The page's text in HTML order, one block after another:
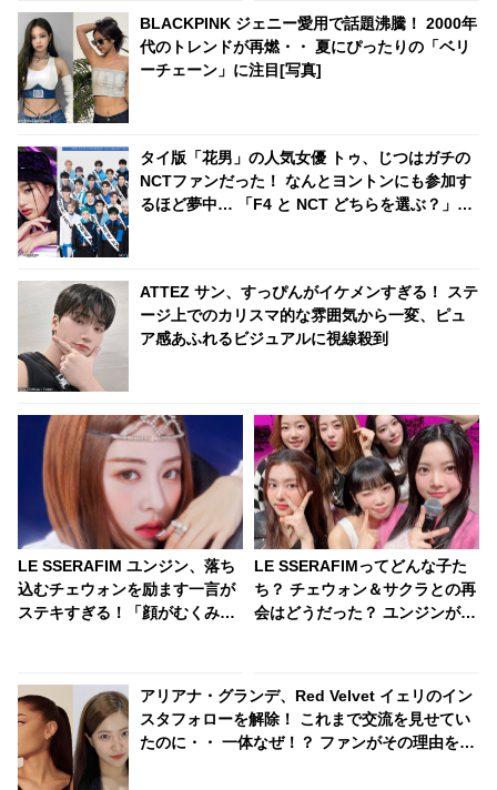
彼の絶望から生まれた歌」
BLACKPINK ジェニー愛用で話題沸騰！ 2000年
代のトレンドが再燃・・ 夏にぴったりの「ベリ
ーチェーン」に注目[写真]
タイ版「花男」の人気女優 トゥ、じつはガチの
NCTファンだった！ なんとヨントンにも参加す
るほど夢中… 「F4 と NCT どちらを選ぶ？」の
ATTEZ サン、すっぴんがイケメンすぎる！ ステ
ージ上でのカリスマ的な雰囲気から一変、ピュ
ア感あふれるビジュアルに視線殺到
LE SSERAFIM ユンジン、落ち
込むチェウォンを励ます一言が
ステキすぎる！「顔がむくみす
〇するしかないでしょ！」とア
ドバイス・・ 自己肯定感を高め
てくれる言葉にくぎづけ「友達
になりたい」
LE SSERAFIMってどんな子た
ち？ チェウォン＆サクラとの再
会はどうだった？ ユンジンがメ
アリアナ・グランデ、Red Velvet イェリのイン
スタフォローを解除！ これまで交流を見せてい
たのに・・ 一体なぜ！？ ファンがその理由を推